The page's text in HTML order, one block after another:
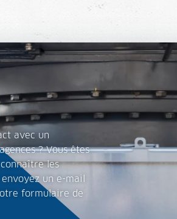
avec un
? Vous êtes
les
un e-mail
formulaire de